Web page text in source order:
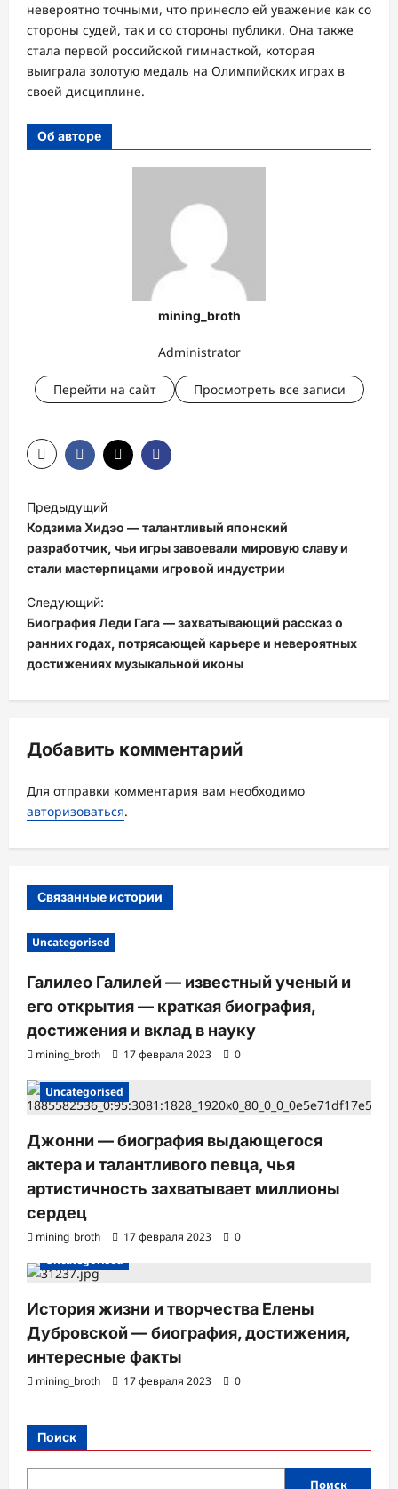
невероятно точными, что принесло ей уважение как со
стороны судей, так и со стороны публики. Она также
стала первой российской гимнасткой, которая
выиграла золотую медаль на Олимпийских играх в
своей дисциплине.
Об авторе
mining_broth
Administrator
Перейти на сайт Просмотреть все записи
а
в
и
г
а
ц
з
п
и
с
и
Предыдущий
Кодзима Хидэо — талантливый японский
разработчик, чьи игры завоевали мировую славу и
стали мастерпицами игровой индустрии
Следующий:
Биография Леди Гага — захватывающий рассказ о
ранних годах, потрясающей карьере и невероятных
достижениях музыкальной иконы
Добавить комментарий
Для отправки комментария вам необходимо
авторизоваться.
Связанные истории
Uncategorised
Галилео Галилей — известный ученый и
его открытия — краткая биография,
достижения и вклад в науку
mining_broth 17 февраля 2023 0
Uncategorised
Джонни — биография выдающегося
актера и талантливого певца, чья
артистичность захватывает миллионы
сердец
mining_broth 17 февраля 2023
0
Uncategorised
История жизни и творчества Елены
Дубровской — биография, достижения,
интересные факты
mining_broth 17 февраля 2023 0
Поиск
Поиск